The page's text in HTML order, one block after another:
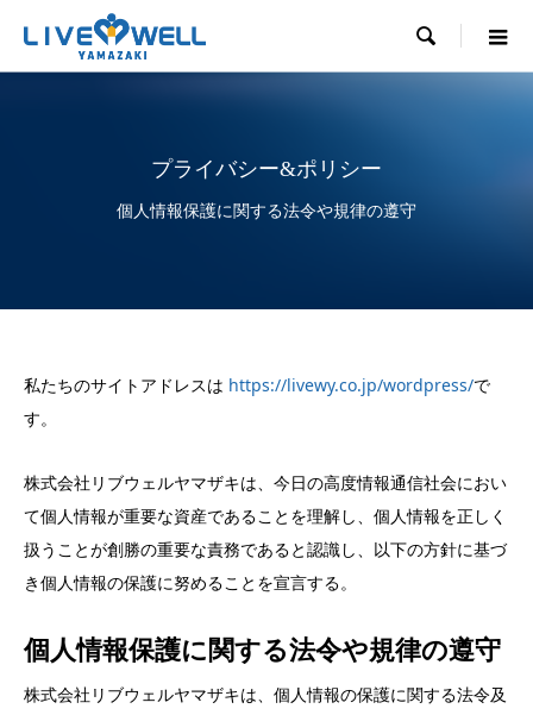

プライバシー&ポリシー
個人情報保護に関する法令や規律の遵守
私たちのサイトアドレスは https://livewy.co.jp/wordpress/で
す。
株式会社リブウェルヤマザキは、今日の高度情報通信社会におい
て個人情報が重要な資産であることを理解し、個人情報を正しく
扱うことが創勝の重要な責務であると認識し、以下の方針に基づ
き個人情報の保護に努めることを宣言する。
個人情報保護に関する法令や規律の遵守
株式会社リブウェルヤマザキは、個人情報の保護に関する法令及